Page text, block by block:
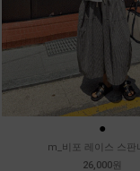
●
m_비포 레이스 스판
26,000원